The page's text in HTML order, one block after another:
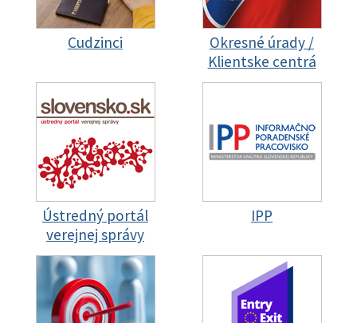
Cudzinci
Okresné úrady /
Klientske centrá
Ústredný portál
verejnej správy
IPP